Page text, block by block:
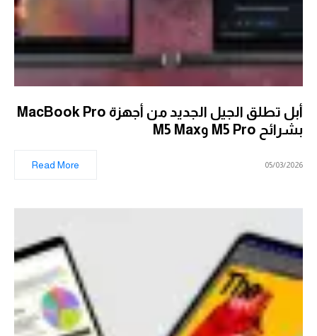
أبل تطلق الجيل الجديد من أجهزة MacBook Pro
بشرائح M5 Pro وM5 Max
05/03/2026
Read More